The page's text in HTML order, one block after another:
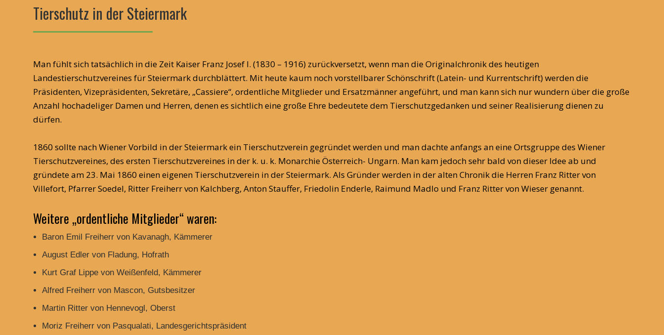
Tierschutz in der Steiermark
Man fühlt sich tatsächlich in die Zeit Kaiser Franz Josef I. (1830 – 1916) zurückversetzt, wenn man die Originalchronik des heutigen
Landestierschutzvereines für Steiermark durchblättert. Mit heute kaum noch vorstellbarer Schönschrift (Latein- und Kurrentschrift) werden die
Präsidenten, Vizepräsidenten, Sekretäre, „Cassiere“, ordentliche Mitglieder und Ersatzmänner angeführt, und man kann sich nur wundern über die große
Anzahl hochadeliger Damen und Herren, denen es sichtlich eine große Ehre bedeutete dem Tierschutzgedanken und seiner Realisierung dienen zu
dürfen.
1860 sollte nach Wiener Vorbild in der Steiermark ein Tierschutzverein gegründet werden und man dachte anfangs an eine Ortsgruppe des Wiener
Tierschutzvereines, des ersten Tierschutzvereines in der k. u. k. Monarchie Österreich- Ungarn. Man kam jedoch sehr bald von dieser Idee ab und
gründete am 23. Mai 1860 einen eigenen Tierschutzverein in der Steiermark. Als Gründer werden in der alten Chronik die Herren Franz Ritter von
Villefort, Pfarrer Soedel, Ritter Freiherr von Kalchberg, Anton Stauffer, Friedolin Enderle, Raimund Madlo und Franz Ritter von Wieser genannt.
Weitere „ordentliche Mitglieder“ waren:
Baron Emil Freiherr von Kavanagh, Kämmerer
August Edler von Fladung, Hofrath
Kurt Graf Lippe von Weißenfeld, Kämmerer
Alfred Freiherr von Mascon, Gutsbesitzer
Martin Ritter von Hennevogl, Oberst
Moriz Freiherr von Pasqualati, Landesgerichtspräsident